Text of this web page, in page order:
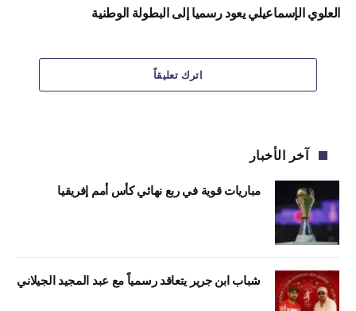
العلوي الإسماعيلي يعود رسميا إلى البطولة الوطنية
اترك تعليقاً
آخر الأخبار
مباريات قوية في ربع نهائي كأس أمم إفريقيا
شباب ابن جرير يتعاقد رسمياً مع عبد المجيد الجيلاني